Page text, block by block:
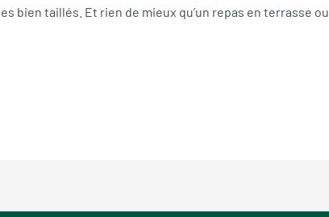
bien taillés. Et rien de mieux qu’un repas en terrasse ou